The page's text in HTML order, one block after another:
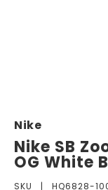
Nike
Nike SB
OG White
SKU | HQ6828-